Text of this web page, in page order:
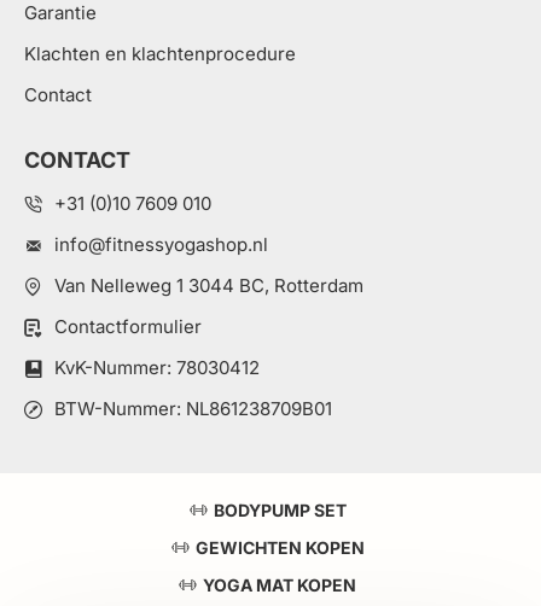
Garantie
Klachten en klachtenprocedure
Contact
CONTACT
+31 (0)10 7609 010
info@fitnessyogashop.nl
Van Nelleweg 1 3044 BC, Rotterdam
Contactformulier
KvK-Nummer: 78030412
BTW-Nummer: NL861238709B01
BODYPUMP SET
GEWICHTEN KOPEN
YOGA MAT KOPEN